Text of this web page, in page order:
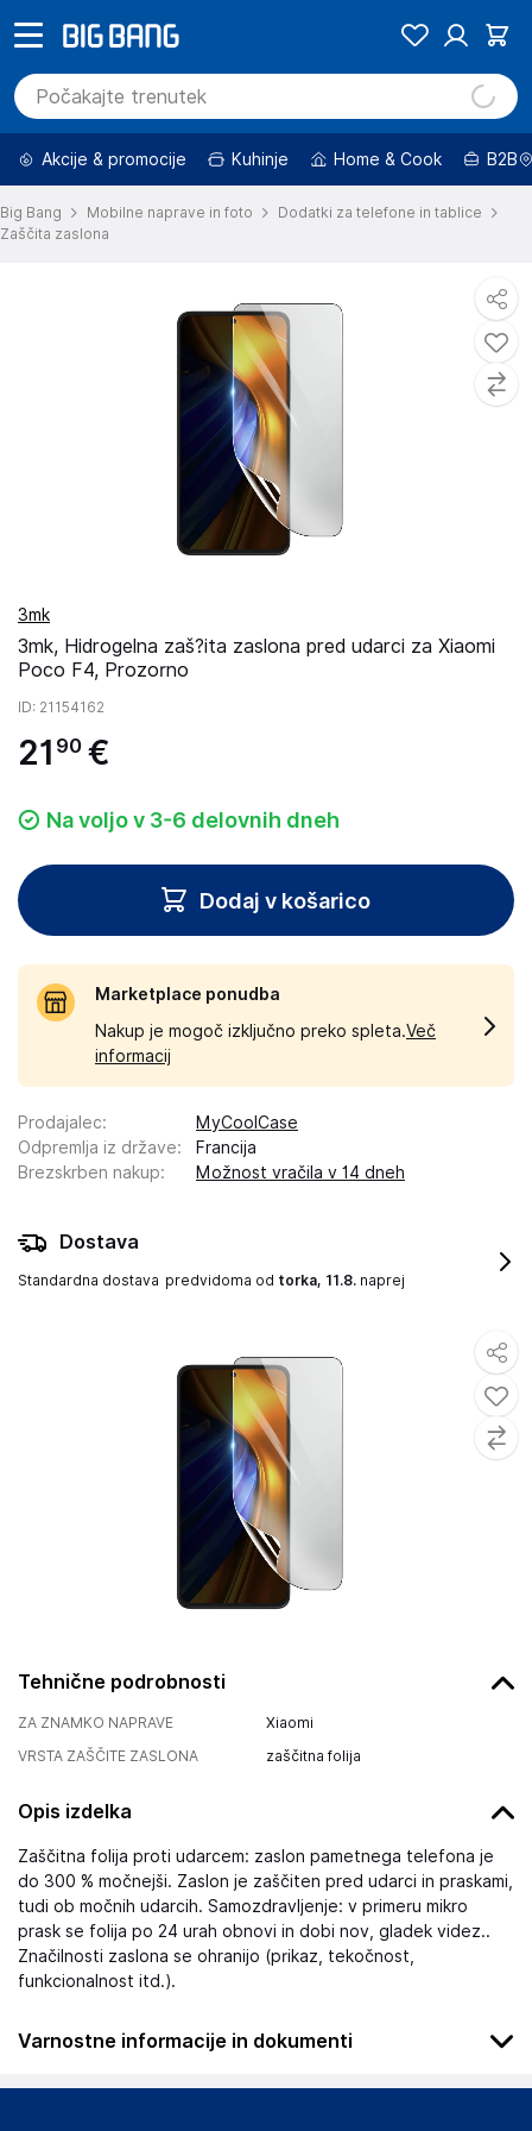
Akcije & promocije Kuhinje Home & Cook B2B
Big Bang Mobilne naprave in foto
Dodatki za telefone in tablice
Zaščita zaslona
Tehnične podrobnosti
ZA ZNAMKO NAPRAVE
Xiaomi
VRSTA ZAŠČITE ZASLONA
zaščitna folija
Opis izdelka
Zaščitna folija proti udarcem: zaslon pametnega telefona je
do 300 % močnejši. Zaslon je zaščiten pred udarci in praskami,
tudi ob močnih udarcih. Samozdravljenje: v primeru mikro
prask se folija po 24 urah obnovi in dobi nov, gladek videz..
Značilnosti zaslona se ohranijo (prikaz, tekočnost,
funkcionalnost itd.).
Varnostne informacije in dokumenti
Podatki o proizvajalcu
3mk
3mk, Hidrogelna zaš?ita zaslona pred udarci za Xiaomi
Poco F4, Prozorno
ID: 21154162
21 90 €
Na voljo v 3-6 delovnih dneh
Dodaj v košarico
Marketplace ponudba
Nakup je mogoč izključno preko spleta.Več
informacij
Prodajalec:
MyCoolCase
Odpremlja iz države:
Francija
Brezskrben nakup: Možnost vračila v 14 dneh
Dostava
Standardna dostava predvidoma od torka, 11.8. naprej